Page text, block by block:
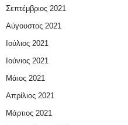
Σεπτέμβριος 2021
Αύγουστος 2021
Ιούλιος 2021
Ιούνιος 2021
Μάιος 2021
Απρίλιος 2021
Μάρτιος 2021